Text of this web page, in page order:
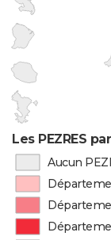
Les PEZRES
Aucun